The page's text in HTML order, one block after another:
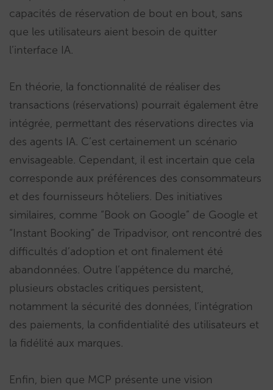
capacités de réservation de bout en bout, sans
que les utilisateurs aient besoin de quitter
l’interface IA.
En théorie, la fonctionnalité de réaliser des
transactions (réservations) pourrait également être
intégrée, permettant des réservations directes via
des agents IA. C’est certainement un scénario
envisageable. Cependant, il est incertain que cela
corresponde aux préférences des consommateurs
et des fournisseurs hôteliers. Des initiatives
similaires, comme “Book on Google” de Google et
“Instant Booking” de Tripadvisor, ont rencontré des
difficultés d’adoption et ont finalement été
abandonnées. Outre l’appétence du marché,
plusieurs obstacles critiques persistent,
notamment la sécurité des données, l’intégration
des paiements, la confidentialité des utilisateurs et
la fidélité aux marques.
Enfin, bien que MCP présente une vision